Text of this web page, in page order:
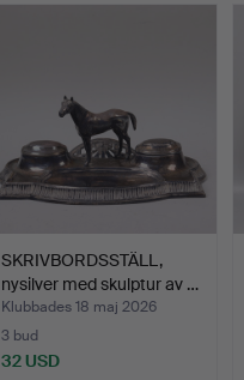
SKRIVBORDSSTÄLL,
nysilver med skulptur av …
Klubbades 18 maj 2026
3 bud
32 USD